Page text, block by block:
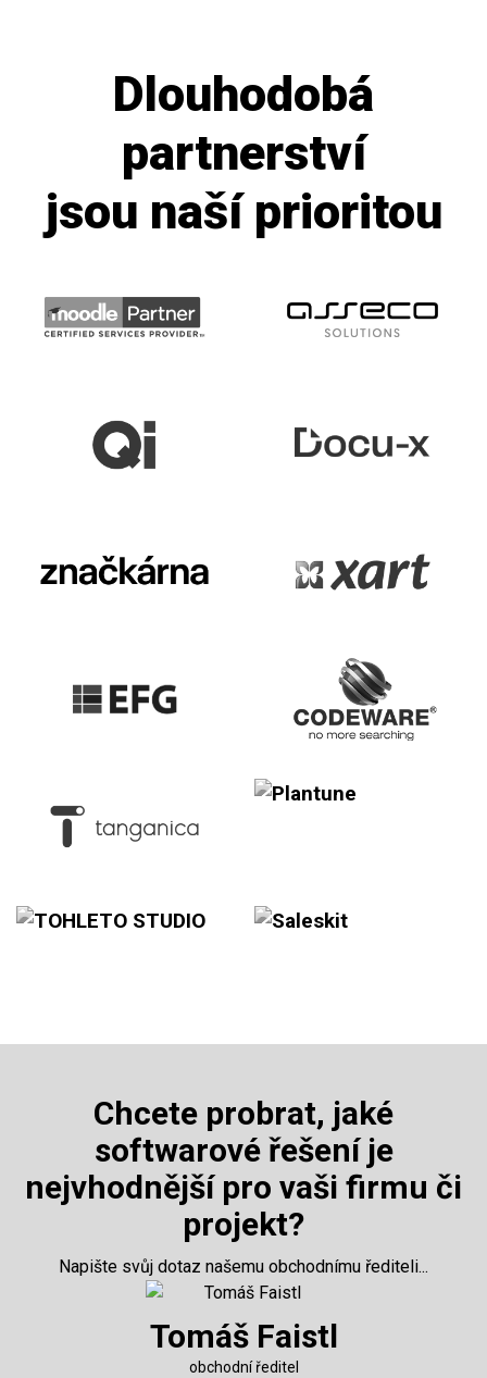
Dlouhodobá
partnerství
jsou naší prioritou
Chcete probrat, jaké
softwarové řešení je
nejvhodnější pro vaši firmu či
projekt?
Napište svůj dotaz našemu obchodnímu řediteli...
Tomáš Faistl
obchodní ředitel